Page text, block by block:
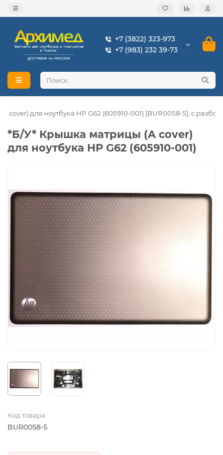
+7 (3822) 323-973
+7 (983) 232 39-73
cover) для ноутбука HP G62 (605910-001) [BUR0058-5], с
*Б/У* Крышка матрицы (A cover)
для ноутбука HP G62 (605910-001)
Код товара
BUR0058-5